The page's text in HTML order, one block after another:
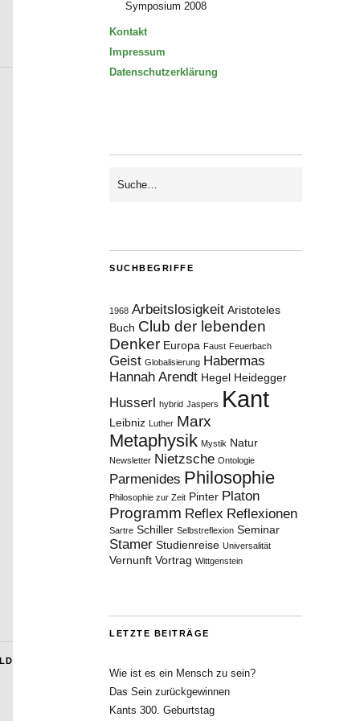
Symposium 2008
Kontakt
Impressum
Datenschutzerklärung
SUCHBEGRIFFE
1968 Arbeitslosigkeit Aristoteles
Buch Club der lebenden
Denker Europa Faust Feuerbach
Geist Globalisierung Habermas
Hannah Arendt Hegel Heidegger
Husserl hybrid Jaspers Kant
Leibniz Luther Marx
Metaphysik Mystik Natur
Newsletter Nietzsche Ontologie
Parmenides Philosophie
Philosophie zur Zeit Pinter Platon
Programm Reflex Reflexionen
Sartre Schiller Selbstreflexion Seminar
Stamer Studienreise Universalität
Vernunft Vortrag Wittgenstein
LETZTE BEITRÄGE
Wie ist es ein Mensch zu sein?
Das Sein zurückgewinnen
Kants 300. Geburtstag